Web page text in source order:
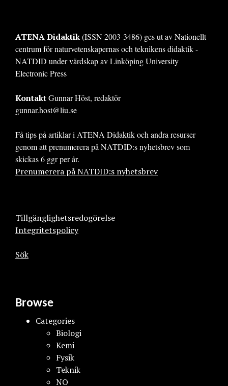
ATENA Didaktik(ISSN 2003-3486) ges ut av Nationellt
centrum för naturvetenskapernas och teknikens didaktik -
NATDID under värdskap av Linköping University
Electronic Press
KontaktGunnar Höst, redaktör
gunnar.host@liu.se
Få tips på artiklar i ATENA Didaktik och andra resurser
genom att prenumerera på NATDID:s nyhetsbrev som
skickas 6 ggr per år.
Prenumerera på NATDID:s nyhetsbrev
Tillgänglighetsredogörelse
Integritetspolicy
Sök
Browse
Categories
Biologi
Kemi
Fysik
Teknik
NO